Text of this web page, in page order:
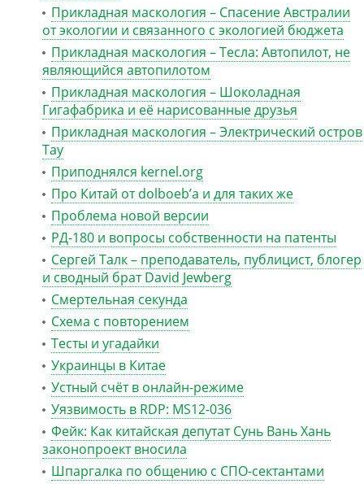
Прикладная маскология – Спасение Австралии
от экологии и связанного с экологией бюджета
Прикладная маскология – Тесла: Автопилот, не
являющийся автопилотом
Прикладная маскология – Шоколадная
Гигафабрика и её нарисованные друзья
Прикладная маскология – Электрический остров
Тау
Приподнялся kernel.org
Про Китай от dolboeb’а и для таких же
Проблема новой версии
РД-180 и вопросы собственности на патенты
Сергей Талк – преподаватель, публицист, блогер
и сводный брат David Jewberg
Смертельная секунда
Схема с повторением
Тесты и угадайки
Украинцы в Китае
Устный счёт в онлайн-режиме
Уязвимость в RDP: MS12-036
Фейк: Как китайская депутат Сунь Вань Хань
законопроект вносила
Шпаргалка по общению с СПО-сектантами